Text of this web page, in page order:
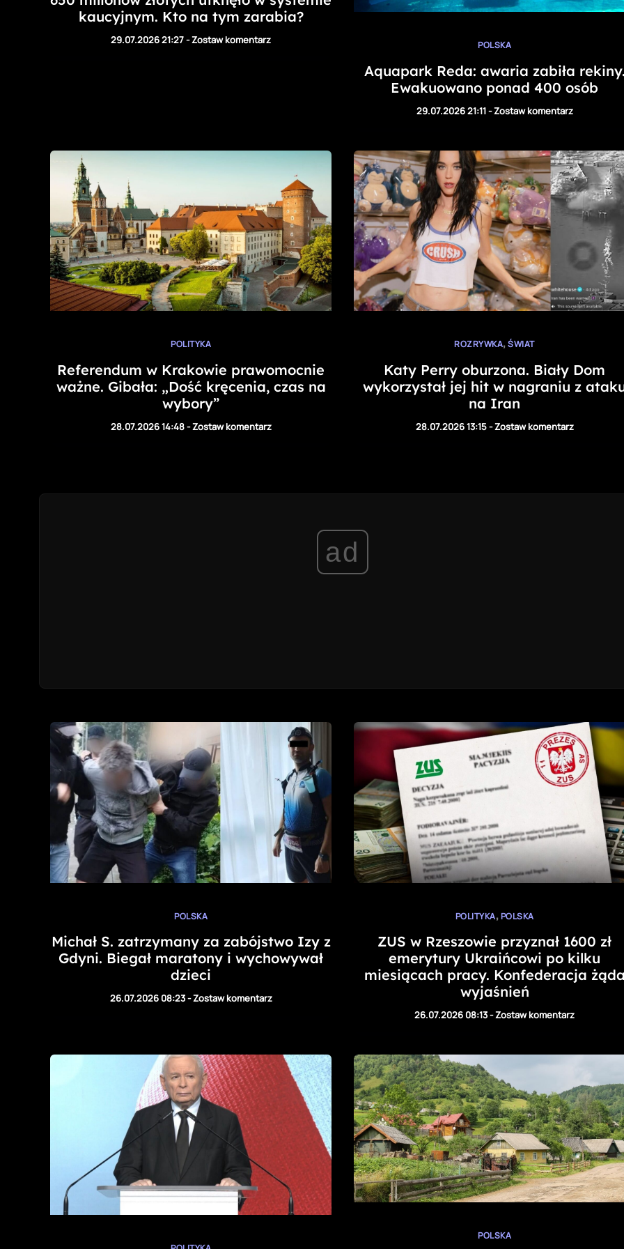
kaucyjnym. Kto na tym zarabia?
29.07.2026 21:27-Zostaw komentarz POLSKA
Aquapark Reda: awaria zabiła
Ewakuowano ponad 400 osób
29.07.2026 21:11-Zostaw komentarz
POLITYKA
Referendum w Krakowie prawomocnie
ważne. Gibała: „Dość kręcenia, czas na
wybory”
28.07.2026 14:48-Zostaw komentarz
ROZRYWKA,ŚWIAT
Katy Perry oburzona. Biały Dom
wykorzystał jej hit w nagraniu z
na Iran
28.07.2026 13:15-Zostaw komentarz
ad
POLSKA
Michał S. zatrzymany za zabójstwo Izy z
Gdyni. Biegał maratony i wychowywał
dzieci
26.07.2026 08:23-Zostaw komentarz
POLITYKA,POLSKA
ZUS w Rzeszowie przyznał 1600 zł
emerytury Ukraińcowi po kilku
miesiącach pracy. Konfederacja
wyjaśnień
26.07.2026 08:13-Zostaw komentarz
POLSKA